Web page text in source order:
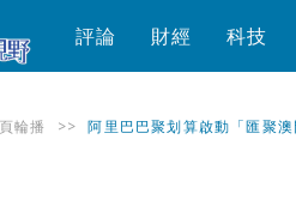
評論 財經 科技
輪播 >> 阿里巴巴聚划算啟動「匯聚